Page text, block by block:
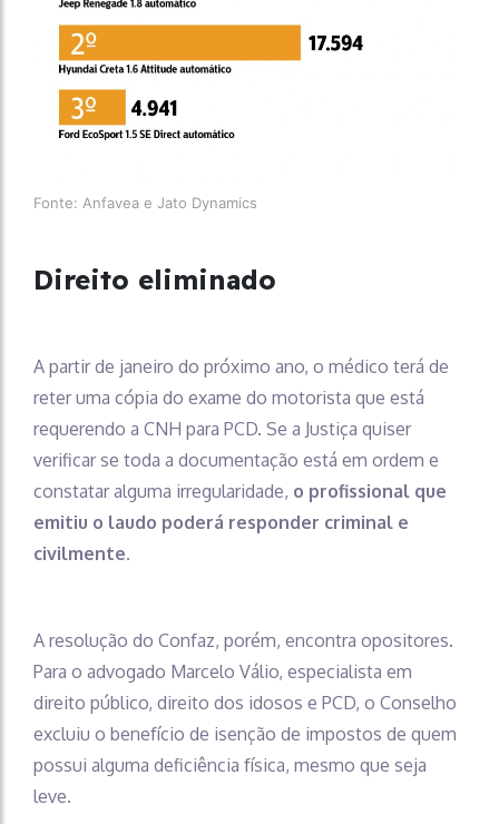
Fonte: Anfavea e Jato Dynamics
Direito eliminado
A partir de janeiro do próximo ano, o médico terá de
reter uma cópia do exame do motorista que está
requerendo a CNH para PCD. Se a Justiça quiser
verificar se toda a documentação está em ordem e
constatar alguma irregularidade, o profissional que
emitiu o laudo poderá responder criminal e
civilmente.
A resolução do Confaz, porém, encontra opositores.
Para o advogado Marcelo Válio, especialista em
direito público, direito dos idosos e PCD, o Conselho
excluiu o benefício de isenção de impostos de quem
possui alguma deficiência física, mesmo que seja
leve.